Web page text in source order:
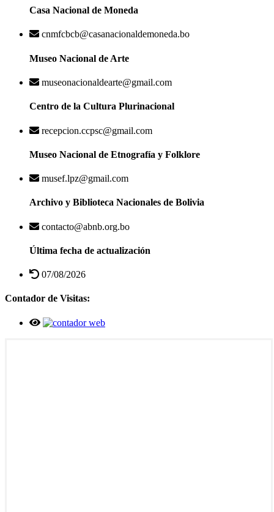
Casa Nacional de Moneda
cnmfcbcb@casanacionaldemoneda.bo
Museo Nacional de Arte
museonacionaldearte@gmail.com
Centro de la Cultura Plurinacional
recepcion.ccpsc@gmail.com
Museo Nacional de Etnografía y Folklore
musef.lpz@gmail.com
Archivo y Biblioteca Nacionales de Bolivia
contacto@abnb.org.bo
Última fecha de actualización
07/08/2026
Contador de Visitas: